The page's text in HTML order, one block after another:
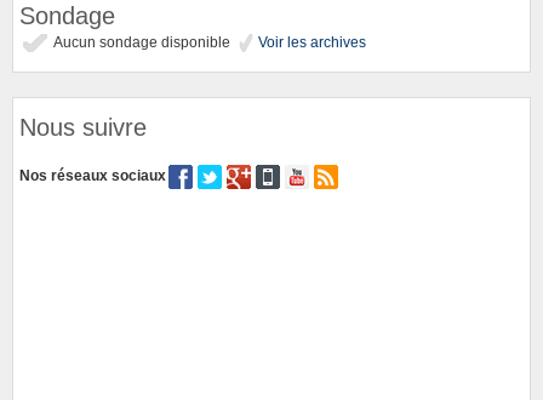
Sondage
Aucun sondage disponible Voir les archives
Nous suivre
Nos réseaux sociaux